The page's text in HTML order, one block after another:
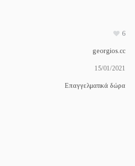
6
georgios.cc
15/01/2021
Επαγγελματικά δώρα